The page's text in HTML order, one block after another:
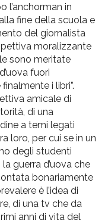
l’anchorman in
fine della scuola e
del giornalista
moralizzante
sono meritate
fuori
i libri”.
amicale di
di una
a temi legati
loro, per cui se in un
degli studenti
guerra d’uova che
bonariamente
è l’idea di
di una tv che da
anni di vita del